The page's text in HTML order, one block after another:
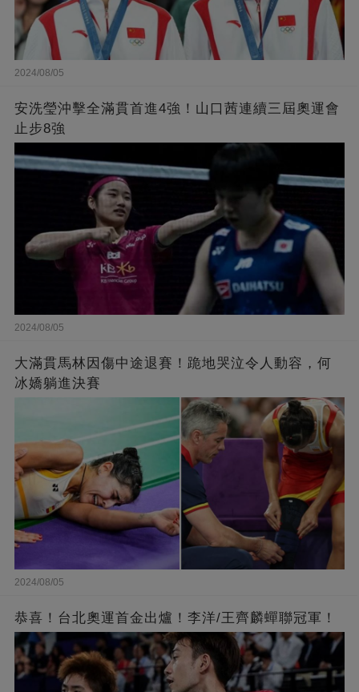
2024/08/05
安洗瑩沖擊全滿貫首進4強！山口茜連續三屆奧運會
止步8強
2024/08/05
大滿貫馬林因傷中途退賽！跪地哭泣令人動容，何
冰嬌躺進決賽
2024/08/05
恭喜！台北奧運首金出爐！李洋/王齊麟蟬聯冠軍！